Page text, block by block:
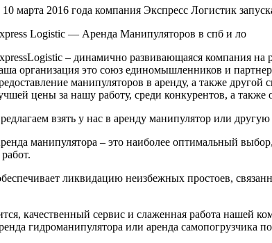
марта 2016 года компания Экспресс Логистик
Logistic — Аренда Манипуляторов в спб и ло
– динамично развивающаяся компания на
организация это союз единомышленников и
манипуляторов в аренду, а также
цены за нашу работу, среди конкурентов, а также
взять у нас в аренду манипулятор или
манипулятора – это наиболее оптимальный
ликвидацию неизбежных простоев,
качественный сервис и слаженная работа
гидроманипулятора или аренда